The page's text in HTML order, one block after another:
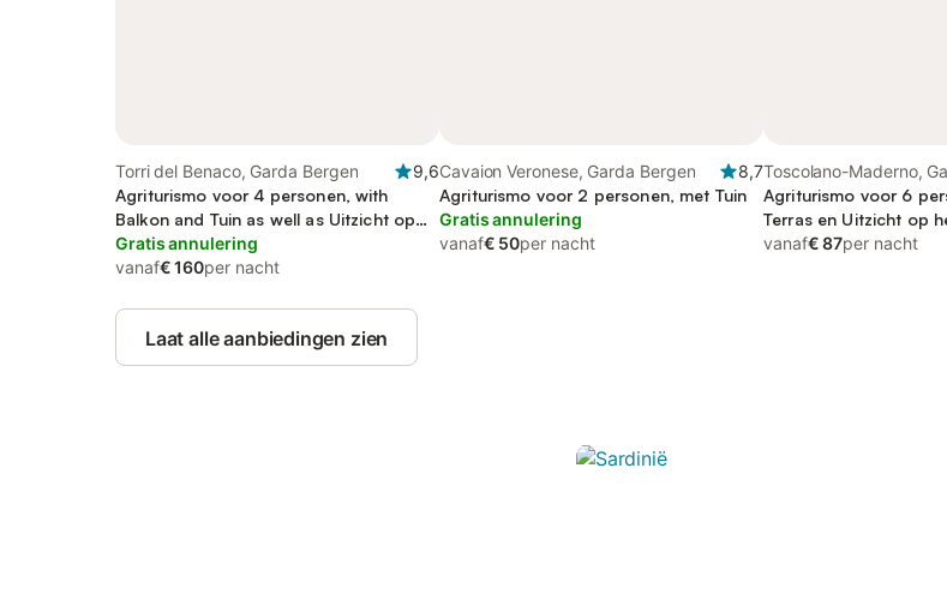
Torri del Benaco, Garda Bergen
9,6
Agriturismo voor 4 personen, with
Balkon and Tuin as well as Uitzicht op
het meer
Gratis annulering
vanaf€ 160per nacht
Cavaion Veronese, Garda Bergen
8,7
Agriturismo voor 2 personen, met Tuin
Gratis annulering
vanaf€ 50per nacht
Toscolano-Maderno,
Agriturismo voor 6
Terras en Uitzicht op
vanaf€ 87per nacht
Laat alle aanbiedingen zien